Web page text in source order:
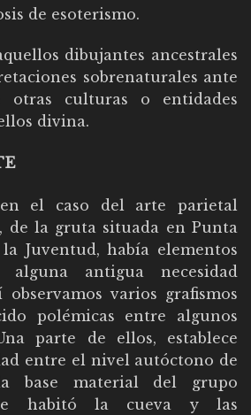
de esoterismo.
dibujantes ancestrales
sobrenaturales ante
otras culturas o entidades
divina.
en el caso del arte parietal
de la gruta situada en Punta
Juventud, había elementos
alguna antigua necesidad
observamos varios grafismos
polémicas entre algunos
parte de ellos, establece
entre el nivel autóctono de
base material del grupo
habitó la cueva y las